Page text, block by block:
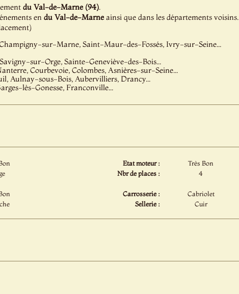
du Val-de-Marne (94).
en du Val-de-Marneainsi que dans les départements voisins.
sur-Marne, Saint-Maur-des-Fossés, Ivry-sur-Seine...
sur-Orge, Sainte-Geneviève-des-Bois...
Courbevoie, Colombes, Asnières-sur-Seine...
Aulnay-sous-Bois, Aubervilliers, Drancy...
lès-Gonesse, Franconville...
Etat moteur :
Très Bon
Nbr de places :
4
Carrosserie :
Cabriolet
Sellerie :
Cuir